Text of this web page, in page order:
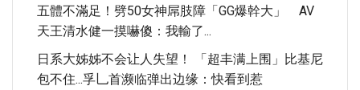
五體不滿足！劈50女神屌肢障「GG爆幹大」 AV
天王清水健一摸嚇傻：我輸了...
日系大姊姊不会让人失望！ 「超丰满上围」比基尼
包不住...孚乚首濒临弹出边缘：快看到惹